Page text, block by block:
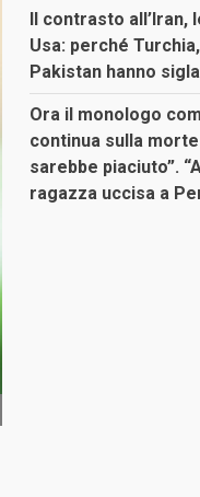
Il contrasto all’Iran,
Usa: perché
Pakistan hanno
Ora il monologo
continua sulla
sarebbe piaciuto”.
ragazza uccisa a